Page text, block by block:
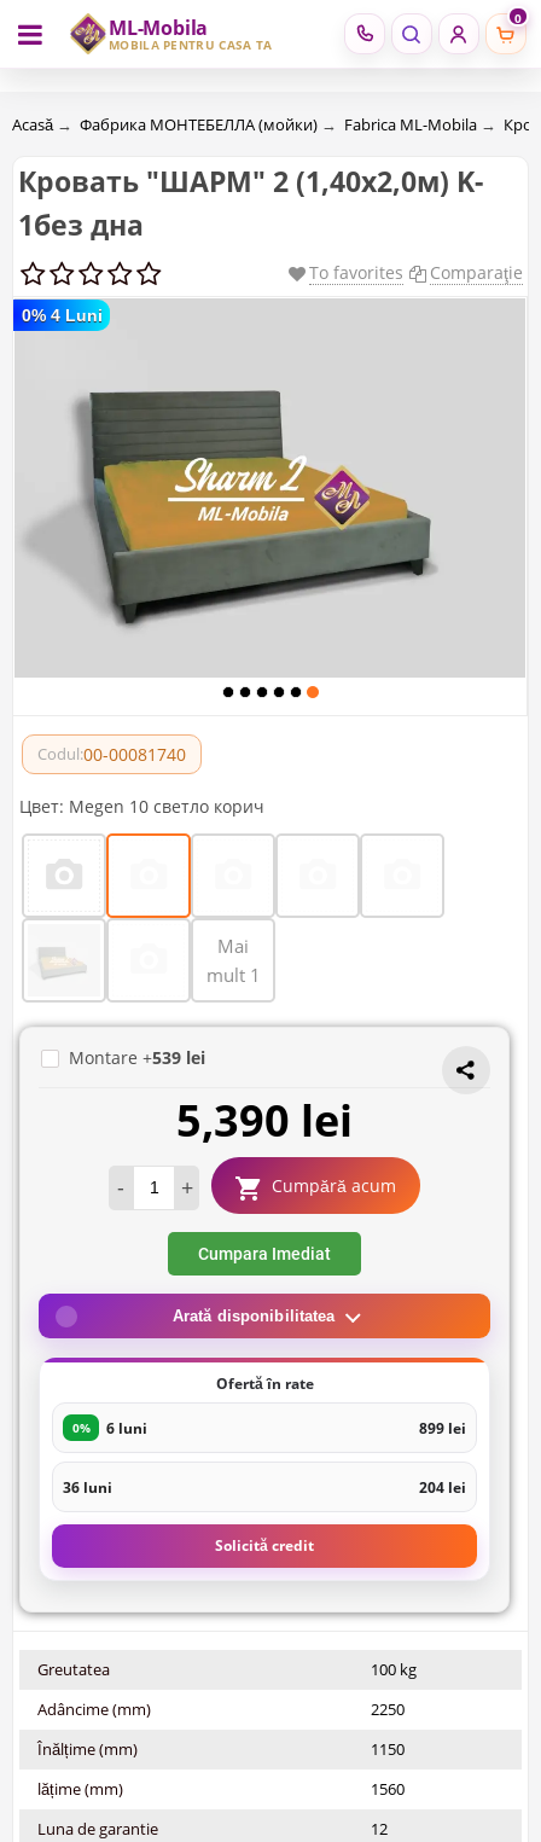
ML-Mobila
MOBILĂ PENTRU CASA TA
0
RU RO
Acasă → Фабрика МОНТЕБЕЛЛА (мойки) → Fabrica ML-Mobila →
Кровать "ШАРМ" 2 (1,40х2,0м) K-
1без дна
To favorites Comparaţie
0% 4 Luni
Codul:00-00081740
Цвет: Megen 10 светло корич
Mai
mult 1
Montare +539 lei
5,390 lei
- + Cumpără acum
Cumpara Imediat
Arată disponibilitatea
Ofertă în rate
0% 6 luni 899 lei
36 luni 204 lei
Solicită credit
Greutatea
100 kg
Adâncime (mm)
2250
Înălțime (mm)
1150
lățime (mm)
1560
Luna de garantie
12